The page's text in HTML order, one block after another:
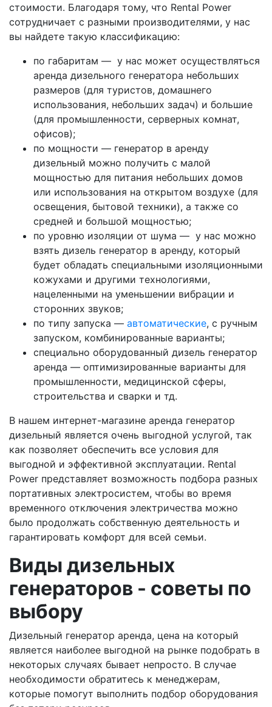
стоимости. Благодаря тому, что Rental Power
сотрудничает с разными производителями, у нас
вы найдете такую классификацию:
по габаритам — у нас может осуществляться
аренда дизельного генератора небольших
размеров (для туристов, домашнего
использования, небольших задач) и большие
(для промышленности, серверных комнат,
офисов);
по мощности — генератор в аренду
дизельный можно получить с малой
мощностью для питания небольших домов
или использования на открытом воздухе (для
освещения, бытовой техники), а также со
средней и большой мощностью;
по уровню изоляции от шума — у нас можно
взять дизель генератор в аренду, который
будет обладать специальными изоляционными
кожухами и другими технологиями,
нацеленными на уменьшении вибрации и
сторонних звуков;
по типу запуска — автоматические, с ручным
запуском, комбинированные варианты;
специально оборудованный дизель генератор
аренда — оптимизированные варианты для
промышленности, медицинской сферы,
строительства и сварки и тд.
В нашем интернет-магазине аренда генератор
дизельный является очень выгодной услугой, так
как позволяет обеспечить все условия для
выгодной и эффективной эксплуатации. Rental
Power представляет возможность подбора разных
портативных электросистем, чтобы во время
временного отключения электричества можно
было продолжать собственную деятельность и
гарантировать комфорт для всей семьи.
Виды дизельных
генераторов - советы по
выбору
Дизельный генератор аренда, цена на который
является наиболее выгодной на рынке подобрать в
некоторых случаях бывает непросто. В случае
необходимости обратитесь к менеджерам,
которые помогут выполнить подбор оборудования